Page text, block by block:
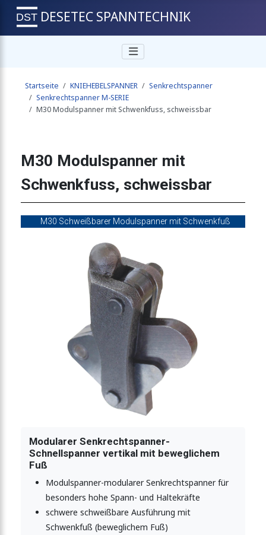
Fuß und Sicherheitsverriegelung
Fuß offener Haltearm
Fuß und Sicherheitsverriegelung
offener Haltearm
und Sicherheitsverriegelung
Fuß massiver Haltearm
Fuß massiver Haltearm
massiver Haltearm
DESETEC SPANNTECHNIK
Startseite KNIEHEBELSPANNER
Senkrechtspanner
Senkrechtspanner M-SERIE
M30 Modulspanner mit Schwenkfuss, schweissbar
M30 Modulspanner mit
Schwenkfuss, schweissbar
M30 Schweißbarer Modulspanner mit Schwenkfuß
Modularer Senkrechtspanner-
Schnellspanner vertikal mit beweglichem
Fuß
Modulspanner-modularer Senkrechtspanner für
besonders hohe Spann- und Haltekräfte
schwere schweißbare Ausführung mit
Schwenkfuß (beweglichem Fuß)